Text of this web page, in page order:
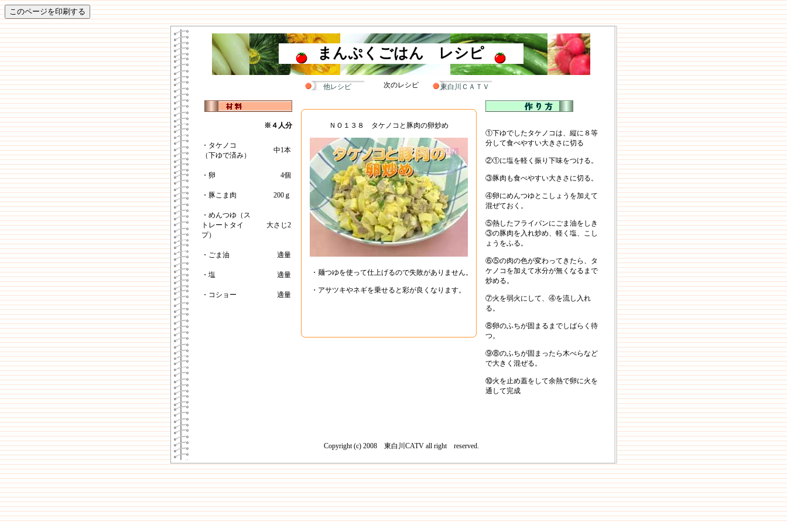
まんぷくごはん レシピ
他レシピ 次のレシピ 東白川ＣＡＴＶ
※４人分
・タケノコ
（下ゆで済み）
中1本
・卵 4個
・豚こま肉 200ｇ
・めんつゆ（ス
トレートタイ
プ）
大さじ2
・ごま油 適量
・塩 適量
・コショー 適量
ＮＯ１３８ タケノコと豚肉の卵炒め
・麺つゆを使って仕上げるので失敗がありません。
・アサツキやネギを乗せると彩が良くなります。
①下ゆでしたタケノコは、縦に８等
分して食べやすい大きさに切る
②①に塩を軽く振り下味をつける。
③豚肉も食べやすい大きさに切る。
④卵にめんつゆとこしょうを加えて
混ぜておく。
⑤熱したフライパンにごま油をしき
③の豚肉を入れ炒め、軽く塩、こし
ょうをふる。
⑥⑤の肉の色が変わってきたら、タ
ケノコを加えて水分が無くなるまで
炒める。
⑦火を弱火にして、④を流し入れ
る。
⑧卵のふちが固まるまでしばらく待
つ。
⑨⑧のふちが固まったら木べらなど
で大きく混ぜる。
⑩火を止め蓋をして余熱で卵に火を
通して完成
Copyright (c) 2008 東白川CATV all right reserved.